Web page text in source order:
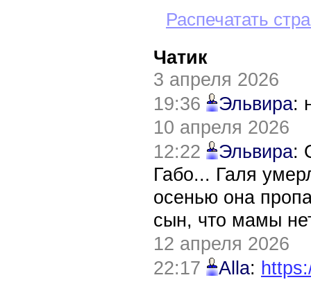
Распечатать
Чатик
3 апреля 2026
19:36
Эльвира:
10 апреля 2026
12:22
Эльвира:
Габо... Галя
осенью она
сын, что мамы
12 апреля 2026
22:17
Alla: